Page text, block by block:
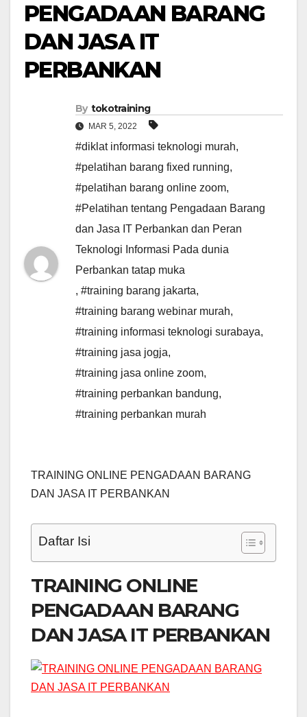
PENGADAAN BARANG
DAN JASA IT
PERBANKAN
By tokotraining
MAR 5, 2022
#diklat informasi teknologi murah,
#pelatihan barang fixed running,
#pelatihan barang online zoom,
#Pelatihan tentang Pengadaan Barang
dan Jasa IT Perbankan dan Peran
Teknologi Informasi Pada dunia
Perbankan tatap muka
, #training barang jakarta,
#training barang webinar murah,
#training informasi teknologi surabaya,
#training jasa jogja,
#training jasa online zoom,
#training perbankan bandung,
#training perbankan murah
TRAINING ONLINE PENGADAAN BARANG
DAN JASA IT PERBANKAN
Daftar Isi
TRAINING ONLINE
PENGADAAN BARANG
DAN JASA IT PERBANKAN